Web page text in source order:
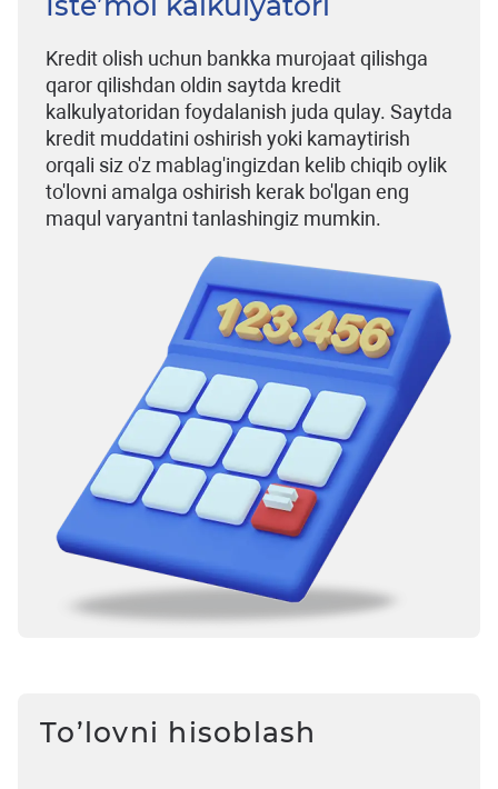
Kredit olish uchun bankka murojaat qilishga
qaror qilishdan oldin saytda kredit
kalkulyatoridan foydalanish juda qulay. Saytda
kredit muddatini oshirish yoki kamaytirish
orqali siz o'z mablag'ingizdan kelib chiqib oylik
to'lovni amalga oshirish kerak bo'lgan eng
maqul varyantni tanlashingiz mumkin.
To’lovni hisoblash